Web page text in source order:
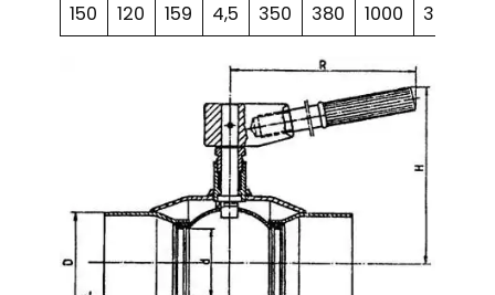
150
120 159 4,5 350 380 1000 38